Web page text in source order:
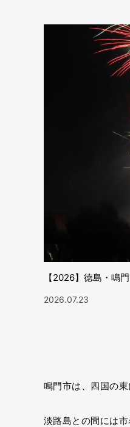
【2026】徳島・鳴
2026.07.23
鳴門市は、四国の
淡路島との間には